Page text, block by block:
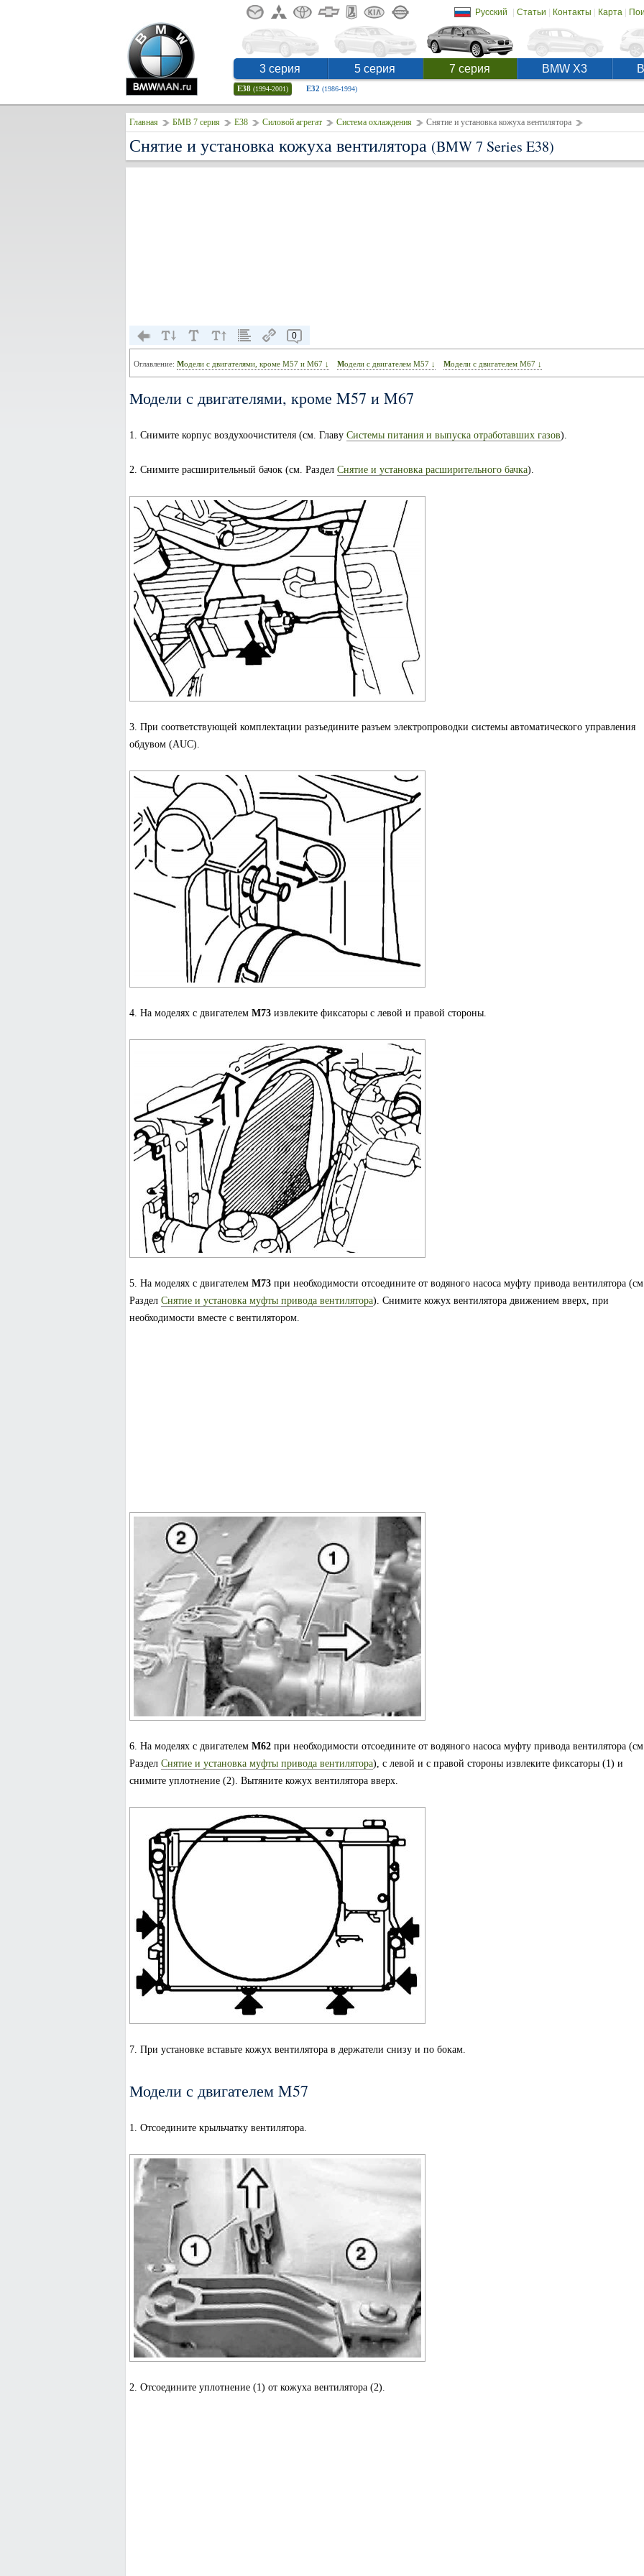
Русский | Статьи | Контакты | Карта|
3 серия 5 серия 7 серия BMW X3
E38 (1994-2001) E32 (1986-1994)
Главная БМВ 7 серия E38 Силовой агрегат Система охлаждения Снятие и установка кожуха вентилятора
Снятие и установка кожуха вентилятора (BMW 7 Series E38)
0
Оглавление: Модели с двигателями, кроме M57 и M67 ↓ Модели с двигателем M57 ↓ Модели с двигателем M67 ↓
Модели с двигателями, кроме M57 и M67
1. Снимите корпус воздухоочистителя (см. Главу Системы питания и выпуска отработавших газов).
2. Снимите расширительный бачок (см. Раздел Снятие и установка расширительного бачка).
3. При соответствующей комплектации разъедините разъем электропроводки системы автоматического управления
обдувом (AUC).
4. На моделях с двигателем M73извлеките фиксаторы с левой и правой стороны.
5. На моделях с двигателем M73при необходимости отсоедините от водяного насоса муфту привода вентилятора
Раздел Снятие и установка муфты привода вентилятора). Снимите кожух вентилятора движением вверх, при
необходимости вместе с вентилятором.
6. На моделях с двигателем M62при необходимости отсоедините от водяного насоса муфту привода вентилятора
Раздел Снятие и установка муфты привода вентилятора), с левой и с правой стороны извлеките фиксаторы (1) и
снимите уплотнение (2). Вытяните кожух вентилятора вверх.
7. При установке вставьте кожух вентилятора в держатели снизу и по бокам.
Модели с двигателем M57
1. Отсоедините крыльчатку вентилятора.
2. Отсоедините уплотнение (1) от кожуха вентилятора (2).